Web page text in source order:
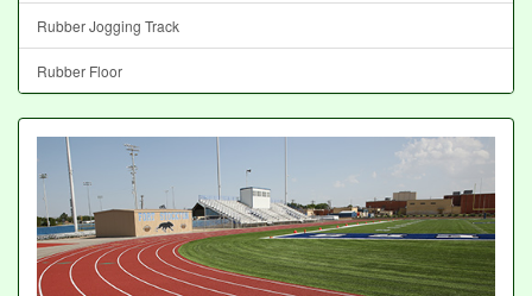
Rubber Jogging Track
Rubber Floor